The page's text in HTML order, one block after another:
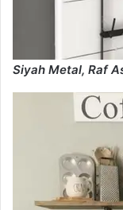
Siyah Metal, Raf